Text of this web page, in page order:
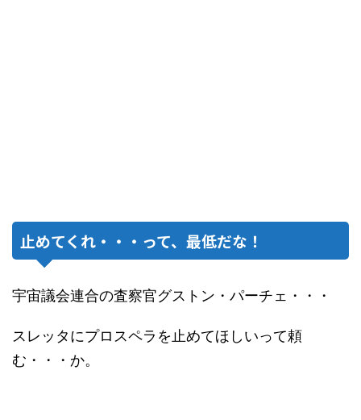
止めてくれ・・・って、最低だな！
宇宙議会連合の査察官グストン・パーチェ・・・
スレッタにプロスペラを止めてほしいって頼
む・・・か。